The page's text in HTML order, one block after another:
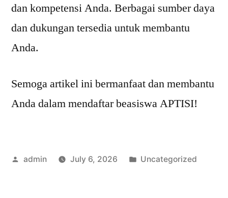
dan kompetensi Anda. Berbagai sumber daya
dan dukungan tersedia untuk membantu
Anda.
Semoga artikel ini bermanfaat dan membantu
Anda dalam mendaftar beasiswa APTISI!
Posted
admin July 6, 2026
Posted
Uncategorized